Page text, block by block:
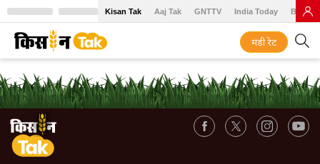
Kisan Tak Aaj Tak GNTTV India Today BT
मंडी रेट